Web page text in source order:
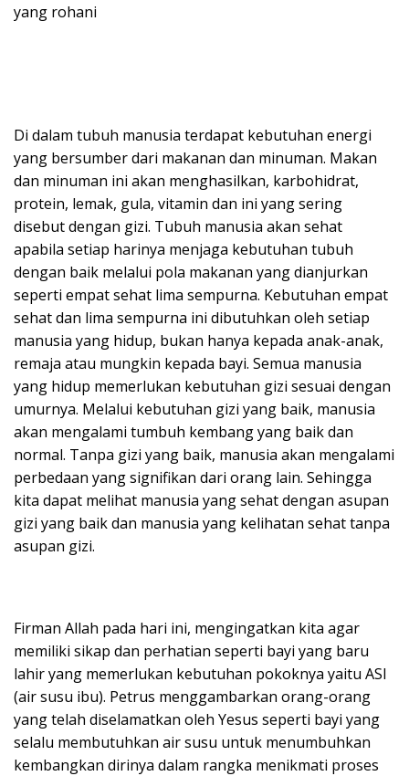
yang rohani
Di dalam tubuh manusia terdapat kebutuhan energi
yang bersumber dari makanan dan minuman. Makan
dan minuman ini akan menghasilkan, karbohidrat,
protein, lemak, gula, vitamin dan ini yang sering
disebut dengan gizi. Tubuh manusia akan sehat
apabila setiap harinya menjaga kebutuhan tubuh
dengan baik melalui pola makanan yang dianjurkan
seperti empat sehat lima sempurna. Kebutuhan empat
sehat dan lima sempurna ini dibutuhkan oleh setiap
manusia yang hidup, bukan hanya kepada anak-anak,
remaja atau mungkin kepada bayi. Semua manusia
yang hidup memerlukan kebutuhan gizi sesuai dengan
umurnya. Melalui kebutuhan gizi yang baik, manusia
akan mengalami tumbuh kembang yang baik dan
normal. Tanpa gizi yang baik, manusia akan mengalami
perbedaan yang signifikan dari orang lain. Sehingga
kita dapat melihat manusia yang sehat dengan asupan
gizi yang baik dan manusia yang kelihatan sehat tanpa
asupan gizi.
Firman Allah pada hari ini, mengingatkan kita agar
memiliki sikap dan perhatian seperti bayi yang baru
lahir yang memerlukan kebutuhan pokoknya yaitu ASI
(air susu ibu). Petrus menggambarkan orang-orang
yang telah diselamatkan oleh Yesus seperti bayi yang
selalu membutuhkan air susu untuk menumbuhkan
kembangkan dirinya dalam rangka menikmati proses